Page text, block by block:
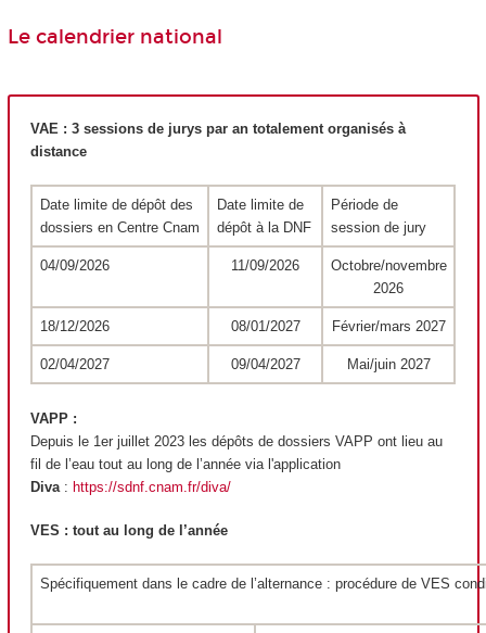
Le calendrier national
VAE : 3 sessions de jurys par an totalement organisés à
distance
Date limite de dépôt des
dossiers en Centre Cnam
Date limite de
dépôt à la DNF
Période de
session de jury
04/09/2026 11/09/2026
Octobre/novembre
2026
18/12/2026 08/01/2027 Février/mars 2027
02/04/2027 09/04/2027 Mai/juin 2027
VAPP :
Depuis le 1 er juillet 2023 les dépôts de dossiers VAPP ont lieu au
fil de l’eau tout au long de l’année via l'application
Diva : https://sdnf.cnam.fr/diva/
VES : tout au long de l’année
Spécifiquement dans le cadre de l’alternance: procédure de VES